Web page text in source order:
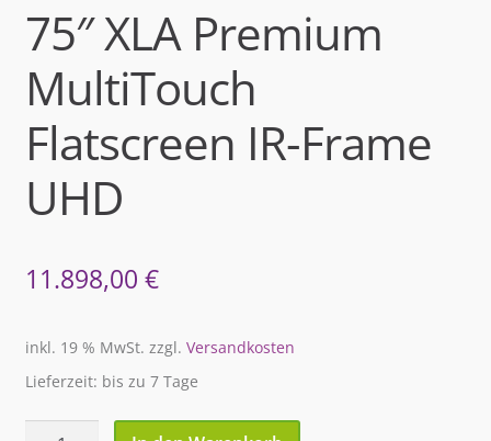
75″ XLA Premium
MultiTouch
Flatscreen IR-Frame
UHD
11.898,00 €
inkl. 19 % MwSt. zzgl. Versandkosten
Lieferzeit: bis zu 7 Tage